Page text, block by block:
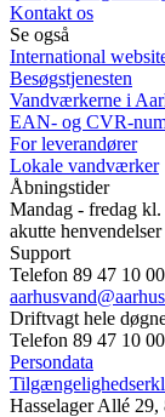
Kontakt os
Se også
International
Besøgstjenesten
Vandværkerne i
EAN- og CVR-
For leverandører
Lokale vandværker
Åbningstider
Mandag - fredag
akutte henvendelser
Support
Telefon 89 47 10 00
Driftvagt hele
Telefon 89 47 10 00
Persondata
Hasselager Allé